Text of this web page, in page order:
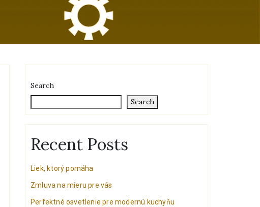
Search
Search
Recent Posts
Liek, ktorý pomáha
Zmluva na mieru pre vás
Perfektné osvetlenie pre modernú kuchyňu